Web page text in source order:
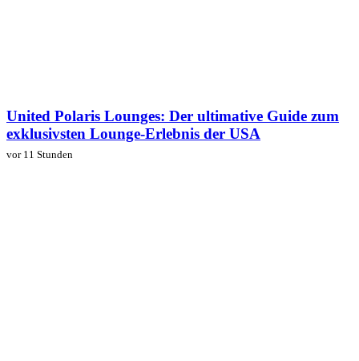
United Polaris Lounges: Der ultimative Guide zum
exklusivsten Lounge-Erlebnis der USA
vor 11 Stunden